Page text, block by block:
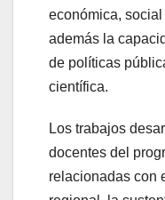
económica,
además la
de políticas
científica.
Los trabajos
docentes del
relacionadas con